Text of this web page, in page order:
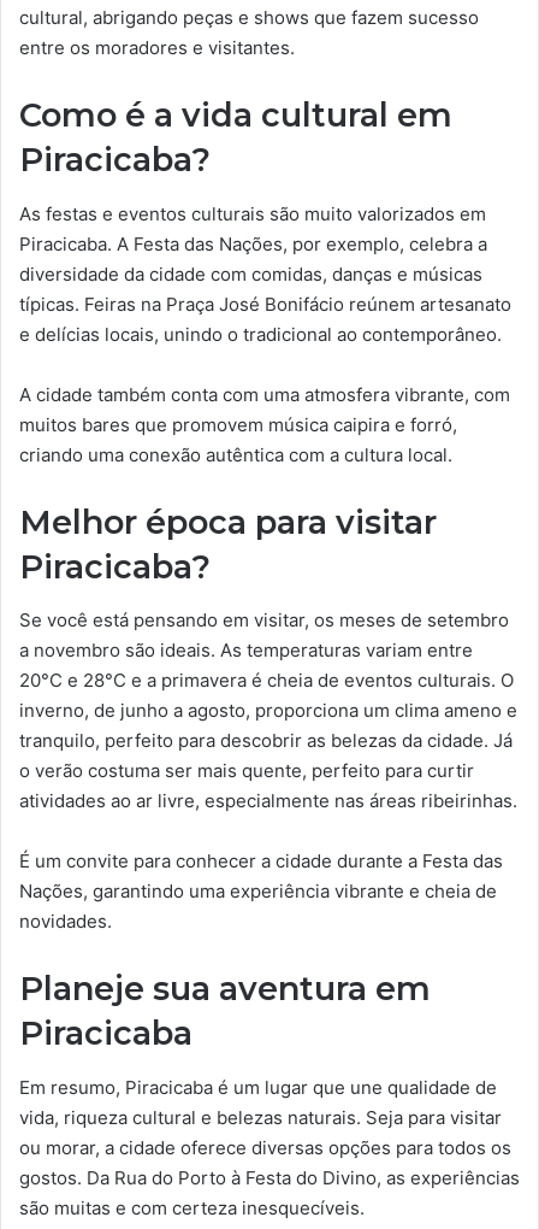
cultural, abrigando peças e shows que fazem sucesso
entre os moradores e visitantes.
Como é a vida cultural em
Piracicaba?
As festas e eventos culturais são muito valorizados em
Piracicaba. A Festa das Nações, por exemplo, celebra a
diversidade da cidade com comidas, danças e músicas
típicas. Feiras na Praça José Bonifácio reúnem artesanato
e delícias locais, unindo o tradicional ao contemporâneo.
A cidade também conta com uma atmosfera vibrante, com
muitos bares que promovem música caipira e forró,
criando uma conexão autêntica com a cultura local.
Melhor época para visitar
Piracicaba?
Se você está pensando em visitar, os meses de setembro
a novembro são ideais. As temperaturas variam entre
20°C e 28°C e a primavera é cheia de eventos culturais. O
inverno, de junho a agosto, proporciona um clima ameno e
tranquilo, perfeito para descobrir as belezas da cidade. Já
o verão costuma ser mais quente, perfeito para curtir
atividades ao ar livre, especialmente nas áreas ribeirinhas.
É um convite para conhecer a cidade durante a Festa das
Nações, garantindo uma experiência vibrante e cheia de
novidades.
Planeje sua aventura em
Piracicaba
Em resumo, Piracicaba é um lugar que une qualidade de
vida, riqueza cultural e belezas naturais. Seja para visitar
ou morar, a cidade oferece diversas opções para todos os
gostos. Da Rua do Porto à Festa do Divino, as experiências
são muitas e com certeza inesquecíveis.